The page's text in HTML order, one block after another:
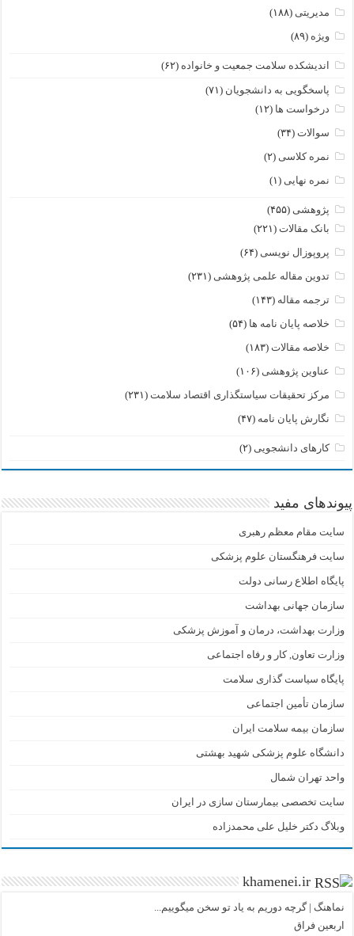
مدیریتی (۱۸۸)
ویژه (۸۹)
اندیشکده سلامت جمعیت و خانواده (۶۲)
پاسخگویی به دانشجویان (۷۱)
درخواست ها (۱۲)
سوالات (۳۴)
نمره کلاسی (۲)
نمره نهایی (۱)
پژوهشی (۴۵۵)
بانک مقالات (۲۲۱)
پروپوزال نویسی (۶۴)
تدوین مقاله علمی پژوهشی (۲۳۱)
ترجمه مقاله (۱۴۳)
خلاصه پایان نامه ها (۵۴)
خلاصه مقالات (۱۸۳)
عناوین پژوهشی (۱۰۶)
مرکز تحقیقات سیاستگذاری اقتصاد سلامت (۲۳۱)
نگارش پایان نامه (۴۷)
کارهای دانشجویی (۲)
پیوندهای مفید
سایت مقام معظم رهبری
سایت فرهنگستان علوم پزشکی
پایگاه اطلاع رسانی دولت
سازمان جهانی بهداشت
وزارت بهداشت، درمان و آموزش پزشکی
وزارت تعاون, کار و رفاه اجتماعی
پایگاه سیاست گذاری سلامت
سازمان تأمین اجتماعی
سازمان بیمه سلامت ایران
دانشگاه علوم پزشکی شهید بهشتی
واحد تهران شمال
سایت تخصصی بیمارستان سازی در ایران
وبلاگ دکتر خلیل علی محمدزاده
khamenei.ir
نماهنگ |‌ گرچه دوریم به یاد تو سخن میگوییم...
اربعین فراق